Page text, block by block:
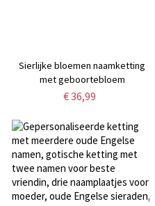
Sierlijke bloemen naamketting
met geboortebloem
€ 36,99